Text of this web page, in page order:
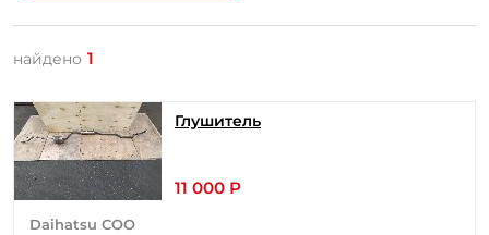
найдено 1
Глушитель
11 000 Р
Daihatsu COO